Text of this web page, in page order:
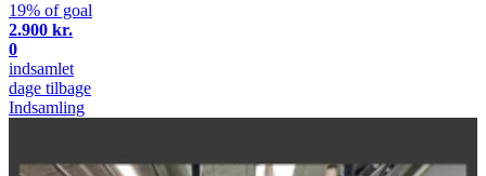
19% of goal
2.900 kr.
0
indsamlet
dage tilbage
Indsamling